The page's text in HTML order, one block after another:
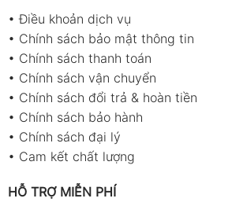
•Điều khoản dịch vụ
• Chính sách bảo mật thông tin
• Chính sách thanh toán
• Chính sách vận chuyển
• Chính sách đổi trả & hoàn tiền
• Chính sách bảo hành
• Chính sách đại lý
• Cam kết chất lượng
HỖ TRỢ MIỄN PHÍ